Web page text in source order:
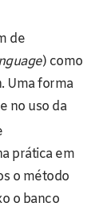
de
) como
Uma forma
no uso da
prática em
o método
o banco